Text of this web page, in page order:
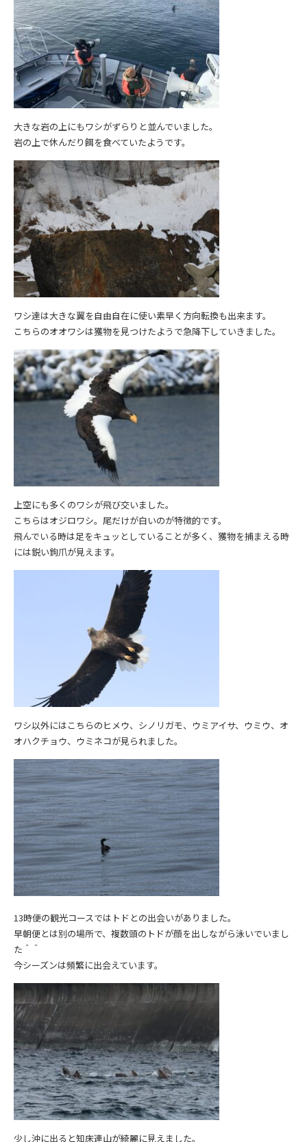
大きな岩の上にもワシがずらりと並んでいました。
岩の上で休んだり餌を食べていたようです。
ワシ達は大きな翼を自由自在に使い素早く方向転換も出来ます。
こちらのオオワシは獲物を見つけたようで急降下していきました。
上空にも多くのワシが飛び交いました。
こちらはオジロワシ。尾だけが白いのが特徴的です。
飛んでいる時は足をキュッとしていることが多く、獲物を捕まえる時
には鋭い鉤爪が見えます。
ワシ以外にはこちらのヒメウ、シノリガモ、ウミアイサ、ウミウ、オ
オハクチョウ、ウミネコが見られました。
13時便の観光コースではトドとの出会いがありました。
早朝便とは別の場所で、複数頭のトドが顔を出しながら泳いでいまし
た＾＾
今シーズンは頻繁に出会えています。
少し沖に出ると知床連山が綺麗に見えました。